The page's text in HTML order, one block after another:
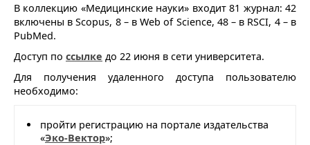
В коллекцию «Медицинские науки» входит 81 журнал: 42
включены в Scopus, 8 – в Web of Science, 48 – в RSCI, 4 – в
PubMed.
Доступ по ссылке до 22 июня в сети университета.
Для получения удаленного доступа пользователю
необходимо:
пройти регистрацию на портале издательства
«Эко-Вектор»;